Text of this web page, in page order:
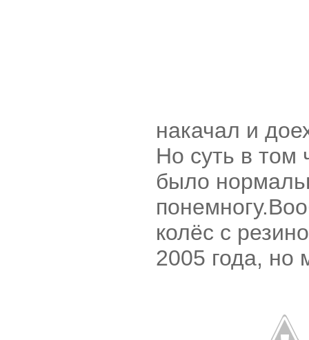
накачал и
Но суть в том
было
колёс с
2005 года, но